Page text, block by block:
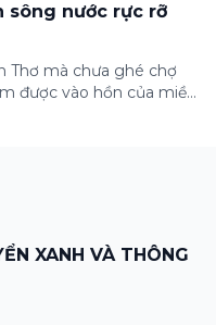
sông nước rực rỡ
Thơ mà chưa ghé chợ
được vào hồn của miền
XANH VÀ THÔNG